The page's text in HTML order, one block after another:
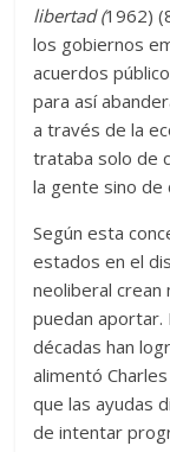
libertad(1962)
los gobiernos
acuerdos
para así
a través de la
trataba solo de
la gente sino de
Según esta
estados en el
neoliberal crean
puedan aportar.
décadas han
alimentó
que las ayudas
de intentar